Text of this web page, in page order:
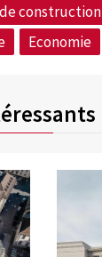
construction
Economie